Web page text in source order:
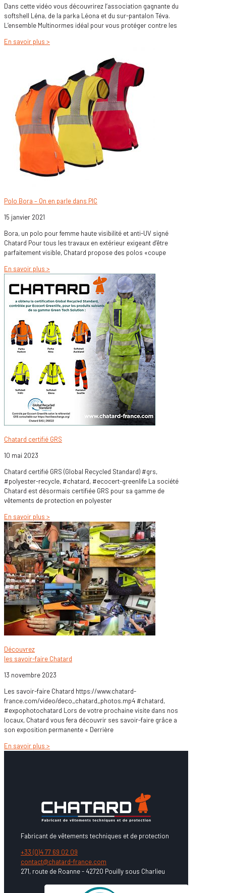
Dans cette vidéo vous découvrirez l’association gagnante du
softshell Léna, de la parka Léona et du sur-pantalon Téva.
L’ensemble Multinormes idéal pour vous protéger contre les
En savoir plus >
Polo Bora – On en parle dans PIC
15 janvier 2021
Bora, un polo pour femme haute visibilité et anti-UV signé
Chatard Pour tous les travaux en extérieur exigeant d’être
parfaitement visible, Chatard propose des polos «coupe
En savoir plus >
Chatard certifié GRS
10 mai 2023
Chatard certifié GRS (Global Recycled Standard) #grs,
#polyester-recycle, #chatard, #ecocert-greenlife La société
Chatard est désormais certifiée GRS pour sa gamme de
vêtements de protection en polyester
En savoir plus >
Découvrez
les savoir-faire Chatard
13 novembre 2023
Les savoir-faire Chatard https://www.chatard-
france.com/video/deco_chatard_photos.mp4 #chatard,
#expophotochatard Lors de votre prochaine visite dans nos
locaux, Chatard vous fera découvrir ses savoir-faire grâce a
son exposition permanente « Derrière
En savoir plus >
Fabricant de vêtements techniques et de protection
+33 (0)4 77 69 02 09
contact@chatard-france.com
271, route de Roanne - 42720 Pouilly sous Charlieu